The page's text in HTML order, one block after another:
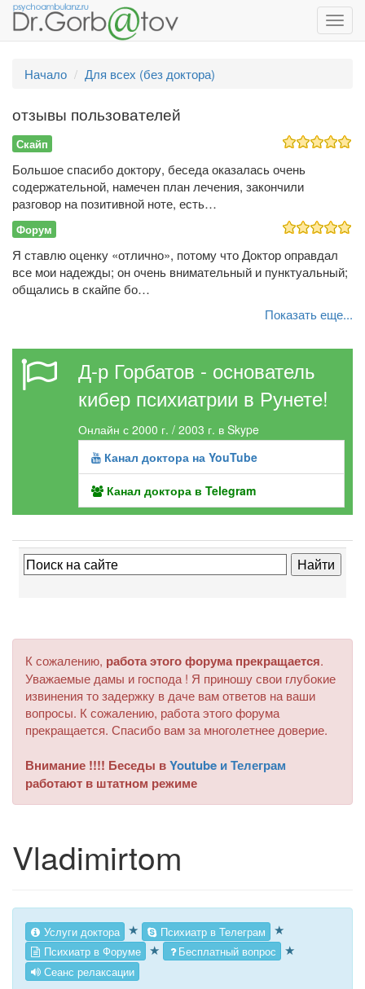
Начало
Для всех (без доктора)
отзывы пользователей
Скайп
Большое спасибо доктору, беседа оказалась очень
содержательной, намечен план лечения, закончили
разговор на позитивной ноте, есть…
Форум
Я ставлю оценку «отлично», потому что Доктор оправдал
все мои надежды; он очень внимательный и пунктуальный;
общались в скайпе бо…
Показать еще...
Д-р Горбатов - основатель
кибер психиатрии в Рунете!
Онлайн с 2000 г. / 2003 г. в Skype
Канал доктора на YouTube
Канал доктора в Telegram
К сожалению, работа этого форума прекращается.
Уважаемые дамы и господа ! Я приношу свои глубокие
извинения то задержку в даче вам ответов на ваши
вопросы. К сожалению, работа этого форума
прекращается. Спасибо вам за многолетнее доверие.
Внимание !!!! Беседы вYoutube и Телеграм
работают в штатном режиме
Vladimirtom
Услуги доктора ★ Психиатр в Телеграм ★
Психиатр в Форуме ★ Бесплатный вопрос ★
Сеанс релаксации